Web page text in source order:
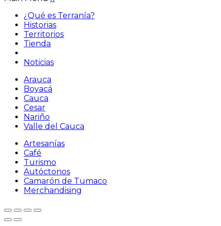
¿Qué es Terranía?
Historias
Territorios
Tienda
Noticias
Arauca
Boyacá
Cauca
Cesar
Nariño
Valle del Cauca
Artesanías
Café
Turismo
Autóctonos
Camarón de Tumaco
Merchandising